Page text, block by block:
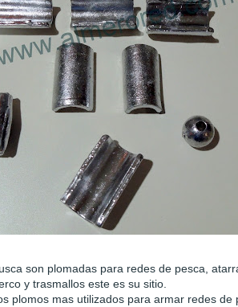
son plomadas para redes de pesca,
y trasmallos este es su sitio.
plomos mas utilizados para armar redes de